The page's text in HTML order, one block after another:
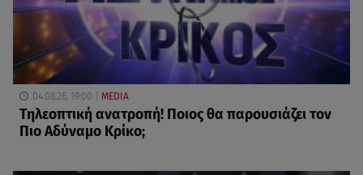
04.08.26, 19:00 MEDIA
Τηλεοπτική ανατροπή! Ποιος θα παρουσιάζει τον
Πιο Αδύναμο Κρίκο;